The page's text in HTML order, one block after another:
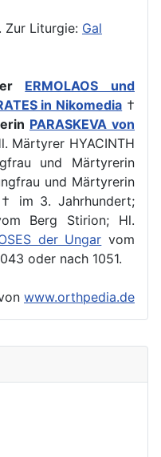
Zur Liturgie: Gal
ERMOLAOS und
in Nikomedia †
PARASKEVA von
Märtyrer HYACINTH
und Märtyrerin
und Märtyrerin
† im 3. Jahrhundert;
Berg Stirion; Hl.
der Ungar vom
oder nach 1051.
www.orthpedia.de